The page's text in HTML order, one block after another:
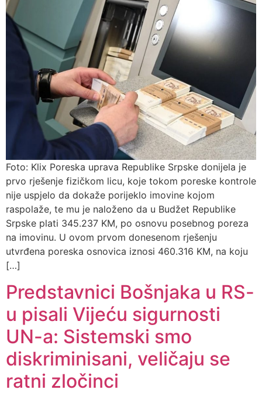
Foto: Klix Poreska uprava Republike Srpske donijela je
prvo rješenje fizičkom licu, koje tokom poreske kontrole
nije uspjelo da dokaže porijeklo imovine kojom
raspolaže, te mu je naloženo da u Budžet Republike
Srpske plati 345.237 KM, po osnovu posebnog poreza
na imovinu. U ovom prvom donesenom rješenju
utvrđena poreska osnovica iznosi 460.316 KM, na koju
[…]
Predstavnici Bošnjaka u RS-
u pisali Vijeću sigurnosti
UN-a: Sistemski smo
diskriminisani, veličaju se
ratni zločinci